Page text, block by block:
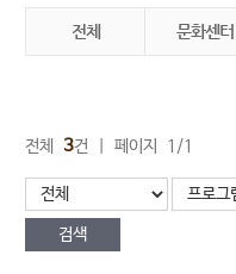
전체 문화센터
전체 3건 | 페이지 1/1